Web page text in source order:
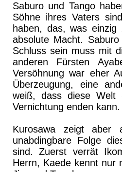
Saburo und Tango
Söhne ihres Vaters
haben, das, was
absolute Macht.
Schluss sein muss mit
anderen Fürsten
Versöhnung war eher
Überzeugung, eine
weiß, dass diese Welt
Vernichtung enden kann.
Kurosawa zeigt aber
unabdingbare Folge
sind. Zuerst verrät
Herrn, Kaede kennt nur